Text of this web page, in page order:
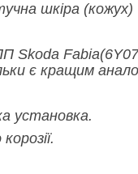
шкіра (кожух)
Skoda
є кращим
установка.